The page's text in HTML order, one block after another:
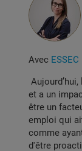
Avec
et a un
être un
emploi qui
comme
d'être